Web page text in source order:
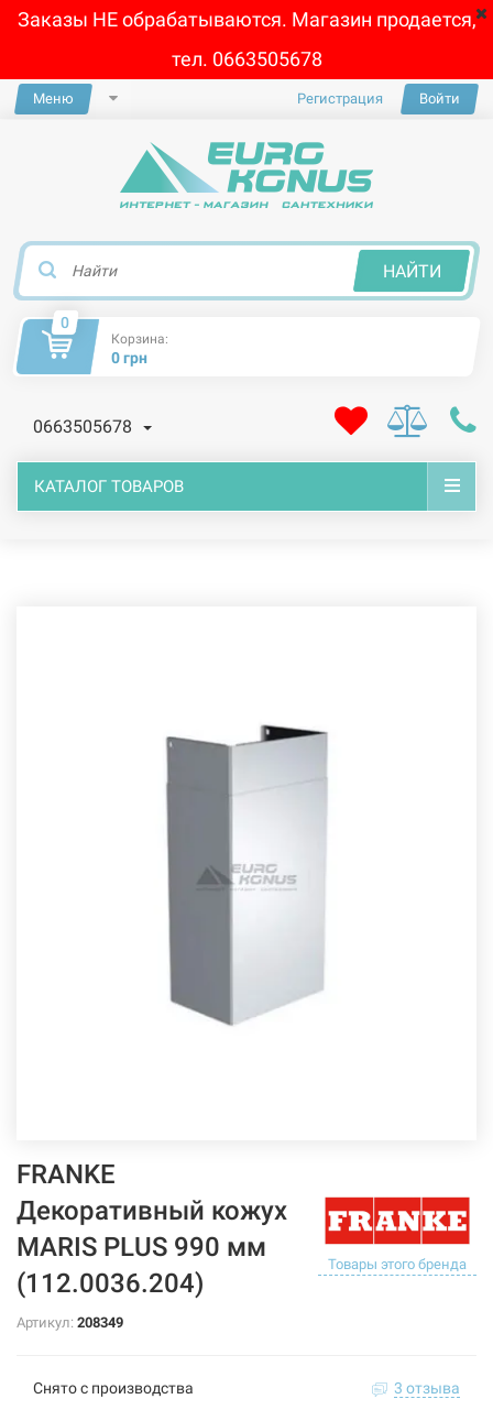
Заказы НЕ обрабатываются. Магазин продается,
тел. 0663505678
Меню Регистрация Войти
НАЙТИ
0
Корзина:
0 грн
0663505678
КАТАЛОГ ТОВАРОВ
FRANKE
Декоративный кожух
MARIS PLUS 990 мм
(112.0036.204)
Товары этого бренда
Артикул: 208349
Снято с производства
3 отзыва